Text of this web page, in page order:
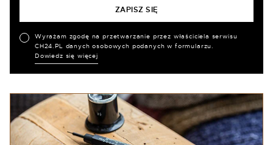
Wyrażam zgodę na przetwarzanie przez właściciela serwisu
CH24.PL danych osobowych podanych w formularzu.
Dowiedz się więcej